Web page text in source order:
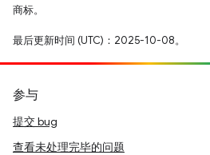
商标。
最后更新时间 (UTC)：2025-10-08。
参与
提交 bug
查看未处理完毕的问题